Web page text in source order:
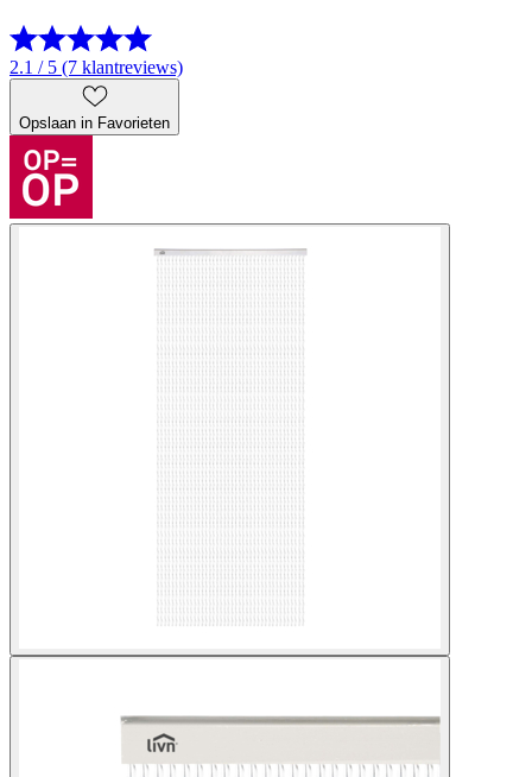
2.1 / 5 (7 klantreviews)
Opslaan in Favorieten